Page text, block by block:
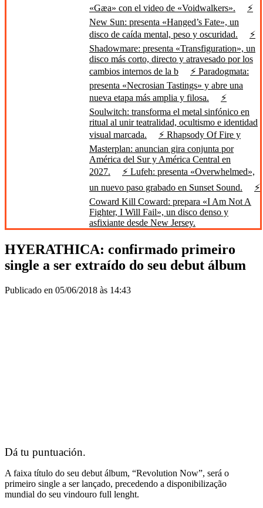
«Gæa» con el video de «Voidwalkers».
⚡
New Sun: presenta «Hanged’s Fate», un
disco de caída mental, peso y oscuridad.
⚡
Shadowmare: presenta «Transfiguration», un
disco más corto, directo y atravesado por los
cambios internos de la b
⚡ Paradogmata:
presenta «Necrosian Tastings» y abre una
nueva etapa más amplia y filosa.
⚡
Soulwitch: transforma el metal sinfónico en
ritual al unir teatralidad, ocultismo e identidad
visual marcada.
⚡ Rhapsody Of Fire y
Masterplan: anuncian gira conjunta por
América del Sur y América Central en
2027.
⚡ Lufeh: presenta «Overwhelmed»,
un nuevo paso grabado en Sunset Sound.
⚡
Coward Kill Coward: prepara «I Am Not A
Fighter, I Will Fail», un disco denso y
asfixiante desde New Jersey.
HYERATHICA: confirmado primeiro
single a ser extraído do seu debut álbum
Publicado en 05/06/2018 às 14:43
Dá tu puntuación.
A faixa título do seu debut álbum, “Revolution Now”, será o
primeiro single a ser lançado, precedendo a disponibilização
mundial do seu vindouro full lenght.